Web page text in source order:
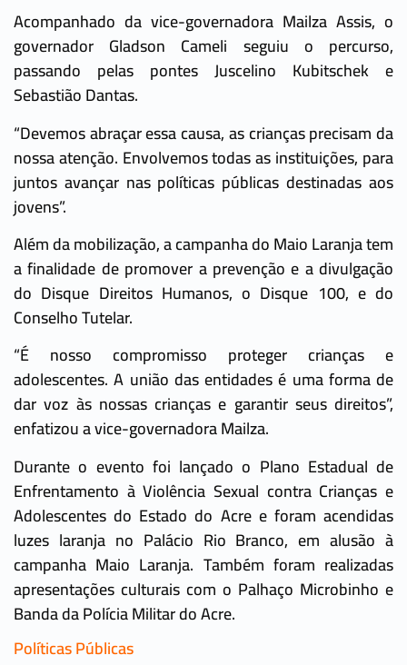
Acompanhado da vice-governadora Mailza Assis, o
governador Gladson Cameli seguiu o percurso,
passando pelas pontes Juscelino Kubitschek e
Sebastião Dantas.
“Devemos abraçar essa causa, as crianças precisam da
nossa atenção. Envolvemos todas as instituições, para
juntos avançar nas políticas públicas destinadas aos
jovens”.
Além da mobilização, a campanha do Maio Laranja tem
a finalidade de promover a prevenção e a divulgação
do Disque Direitos Humanos, o Disque 100, e do
Conselho Tutelar.
“É nosso compromisso proteger crianças e
adolescentes. A união das entidades é uma forma de
dar voz às nossas crianças e garantir seus direitos”,
enfatizou a vice-governadora Mailza.
Durante o evento foi lançado o Plano Estadual de
Enfrentamento à Violência Sexual contra Crianças e
Adolescentes do Estado do Acre e foram acendidas
luzes laranja no Palácio Rio Branco, em alusão à
campanha Maio Laranja. Também foram realizadas
apresentações culturais com o Palhaço Microbinho e
Banda da Polícia Militar do Acre.
Políticas Públicas